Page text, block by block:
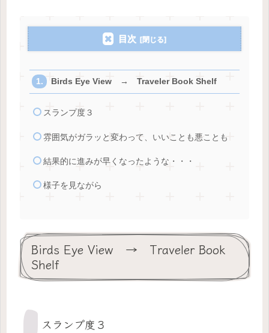
目次
Birds Eye View → Traveler Book Shelf
スランプ度３
雰囲気がガラッと変わって、いいことも悪ことも
結果的に進みが早くなったような・・・
様子を見ながら
Birds Eye View → Traveler Book
Shelf
スランプ度３